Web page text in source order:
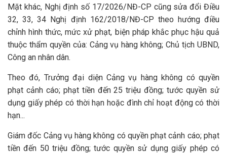
Mặt khác, Nghị định số 17/2026/NĐ-CP cũng sửa đổi Điều
32, 33, 34 Nghị định 162/2018/NĐ-CP theo hướng điều
chỉnh hình thức, mức xử phạt, biện pháp khắc phục hậu quả
thuộc thẩm quyền của: Cảng vụ hàng không; Chủ tịch UBND,
Công an nhân dân.
Theo đó, Trưởng đại diện Cảng vụ hàng không có quyền
phạt cảnh cáo; phạt tiền đến 25 triệu đồng; tước quyền sử
dụng giấy phép có thời hạn hoặc đình chỉ hoạt động có thời
hạn...
Giám đốc Cảng vụ hàng không có quyền phạt cảnh cáo; phạt
tiền đến 50 triệu đồng; tước quyền sử dụng giấy phép có